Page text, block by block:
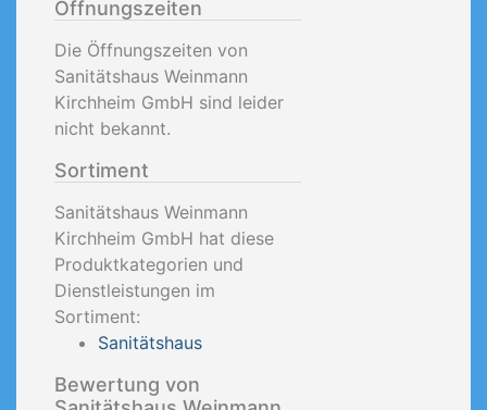
Öffnungszeiten
Die Öffnungszeiten von
Sanitätshaus Weinmann
Kirchheim GmbH sind leider
nicht bekannt.
Sortiment
Sanitätshaus Weinmann
Kirchheim GmbH hat diese
Produktkategorien und
Dienstleistungen im
Sortiment:
Sanitätshaus
Bewertung von